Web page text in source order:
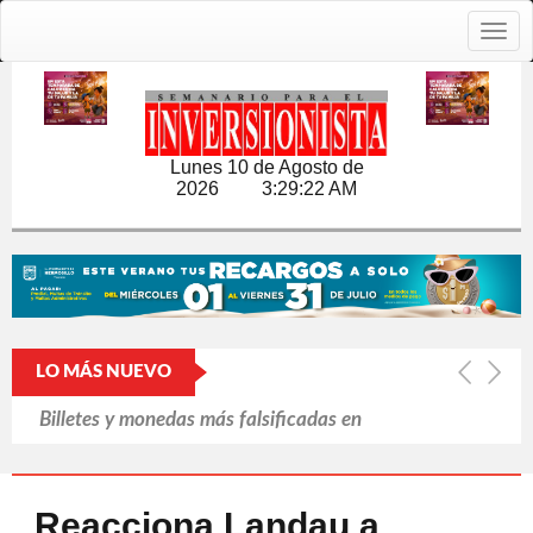
Lunes 10 de Agosto de
2026 3:29:23 AM
LO MÁS NUEVO
Billetes y monedas más falsificadas en
Envían 1,700 soldados para reforzar